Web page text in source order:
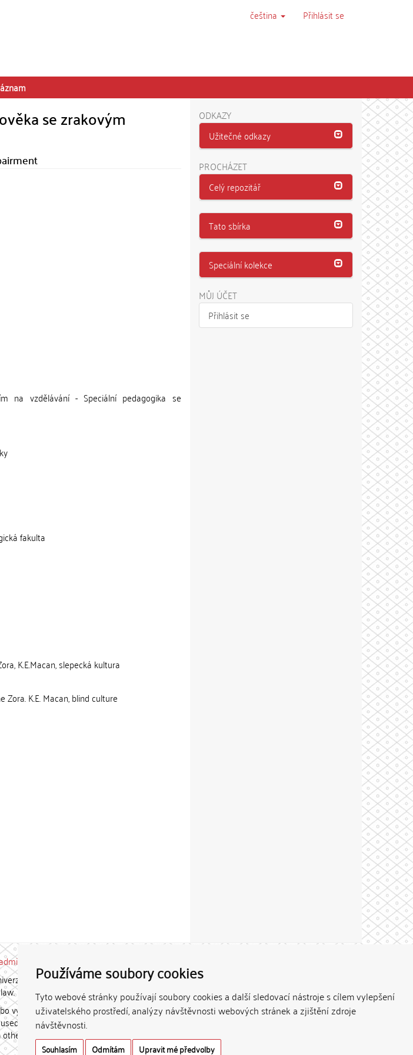
Používáme soubory cookies
Tyto webové stránky používají soubory cookies a další sledovací nástroje s cílem vylepšení
uživatelského prostředí, analýzy návštěvnosti webových stránek a zjištění zdroje
návštěvnosti.
Souhlasím Odmítám Upravit mé předvolby
čeština Přihlásit se
se zrakovým
na vzdělávání - Speciální pedagogika se
fakulta
K.E.Macan, slepecká kultura
K.E. Macan, blind culture
ODKAZY
Užitečné odkazy
PROCHÁZET
Celý repozitář
Tato sbírka
Speciální kolekce
MŮJ ÚČET
Přihlásit se
repozitar [at] cuni.cz
Karlovy. / Each constituent
vydávány za studijní, vědeckou
for any commercial purposes
than the author.